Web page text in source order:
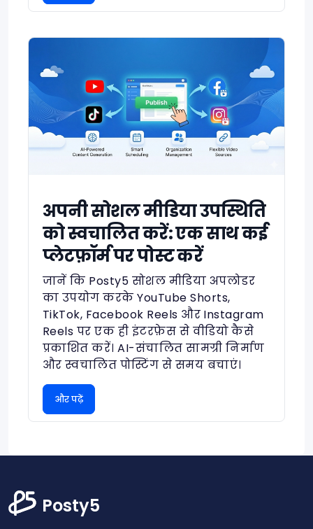
अपनी सोशल मीडिया उपस्थिति
को स्वचालित करें: एक साथ कई
प्लेटफ़ॉर्म पर पोस्ट करें
जानें कि Posty5 सोशल मीडिया अपलोडर
का उपयोग करके YouTube Shorts,
TikTok, Facebook Reels और Instagram
Reels पर एक ही इंटरफ़ेस से वीडियो कैसे
प्रकाशित करें। AI-संचालित सामग्री निर्माण
और स्वचालित पोस्टिंग से समय बचाएं।
और पढ़ें
Posty5